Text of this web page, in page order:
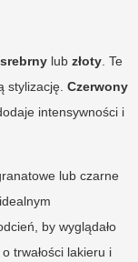
srebrny lub złoty . Te
stylizację. Czerwony
intensywności i
lub czarne
by wyglądało
trwałości lakieru i